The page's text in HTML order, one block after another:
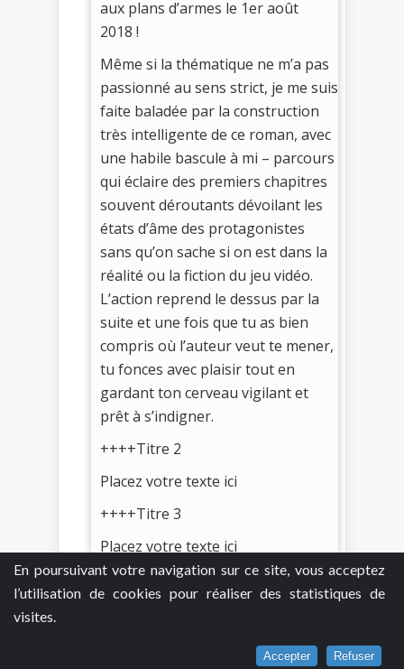
En poursuivant votre navigation sur ce site, vous acceptez
l’utilisation de cookies pour réaliser des statistiques de
visites.
Accepter Refuser
aux plans d’armes le 1er août
2018 !
Même si la thématique ne m’a pas
passionné au sens strict, je me suis
faite baladée par la construction
très intelligente de ce roman, avec
une habile bascule à mi – parcours
qui éclaire des premiers chapitres
souvent déroutants dévoilant les
états d’âme des protagonistes
sans qu’on sache si on est dans la
réalité ou la fiction du jeu vidéo.
L’action reprend le dessus par la
suite et une fois que tu as bien
compris où l’auteur veut te mener,
tu fonces avec plaisir tout en
gardant ton cerveau vigilant et
prêt à s’indigner.
++++Titre 2
Placez votre texte ici
++++Titre 3
Placez votre texte ici
Je commente 0